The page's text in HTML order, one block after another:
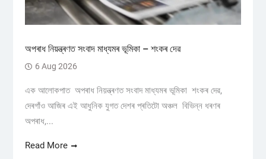
অপৰাধ নিয়ন্ত্ৰণত সংবাদ মাধ্যমৰ ভূমিকা – শংকৰ দেৱ
6 Aug 2026
এক আলোকপাত অপৰাধ নিয়ন্ত্ৰণত সংবাদ মাধ্যমৰ ভূমিকা শংকৰ দেৱ,
দেৰগাঁও আজিৰ এই আধুনিক যুগত দেশৰ প্ৰতিটো অঞ্চল বিভিন্ন ধৰণৰ
অপৰাধ,...
Read More